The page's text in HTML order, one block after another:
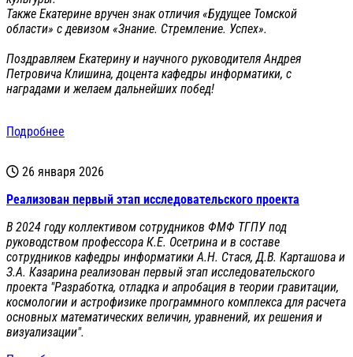
Также Екатерине вручен знак отличия «Будущее Томской
области» с девизом «Знание. Стремление. Успех».
Поздравляем Екатерину и научного руководителя Андрея
Петровича Клишина, доцента кафедры информатики, с
наградами и желаем дальнейших побед!
Подробнее
26 января 2026
Реализован первый этап исследовательского проекта
В 2024 году коллективом сотрудников ФМФ ТГПУ под
руководством профессора К.Е. Осетрина и в составе
сотрудников кафедры информатики А.Н. Стася, Д.В. Карташова и
З.А. Казарина реализован первый этап исследовательского
проекта "Разработка, отладка и апробация в теории гравитации,
космологии и астрофизике программного комплекса для расчета
основных математических величин, уравнений, их решения и
визуализации".